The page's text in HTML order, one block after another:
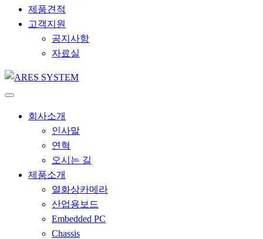
제품견적
고객지원
공지사항
자료실
회사소개
인사말
연혁
오시는 길
제품소개
열화상카메라
산업용보드
Embedded PC
Chassis